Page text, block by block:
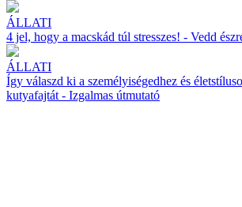
ÁLLATI
4 jel, hogy a macskád túl stresszes! - Vedd
ÁLLATI
Így válaszd ki a személyiségedhez és
kutyafajtát - Izgalmas útmutató